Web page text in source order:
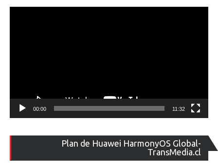
00:00 11:32
Plan de Huawei HarmonyOS Global-
TransMedia.cl
de